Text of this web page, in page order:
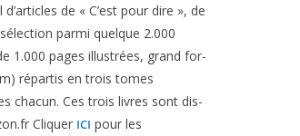
d’ar­ticles de « C’est pour dire », de
par­mi quelque 2.000
1 .000 pages illus­trées, grand for­
répar­tis en trois tomes
cha­cun. Ces trois livres sont dis­
Cliquer ICI pour les